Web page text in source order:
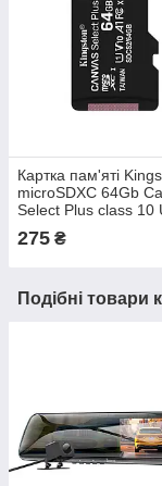
Картка пам'яті
microSDXC 64Gb
Select Plus class 10
275 ₴
Подібні товари